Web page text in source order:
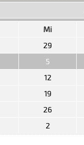
Mi
29
5
12
19
26
2